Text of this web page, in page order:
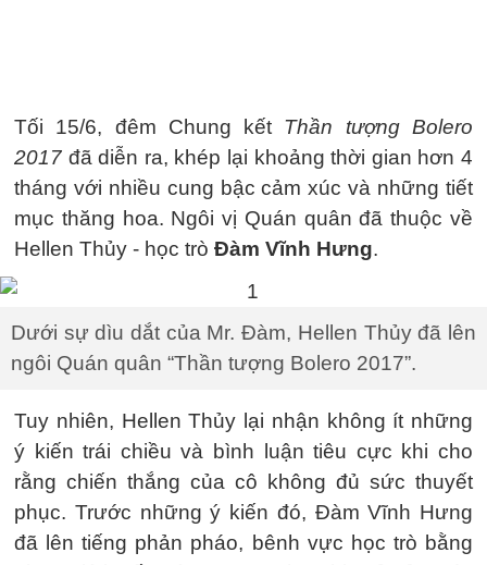
Tối 15/6, đêm Chung kết Thần tượng Bolero
2017 đã diễn ra, khép lại khoảng thời gian hơn 4
tháng với nhiều cung bậc cảm xúc và những tiết
mục thăng hoa. Ngôi vị Quán quân đã thuộc về
Hellen Thủy - học trò Đàm Vĩnh Hưng.
Dưới sự dìu dắt của Mr. Đàm, Hellen Thủy đã lên
ngôi Quán quân “Thần tượng Bolero 2017”.
Tuy nhiên, Hellen Thủy lại nhận không ít những
ý kiến trái chiều và bình luận tiêu cực khi cho
rằng chiến thắng của cô không đủ sức thuyết
phục. Trước những ý kiến đó, Đàm Vĩnh Hưng
đã lên tiếng phản pháo, bênh vực học trò bằng